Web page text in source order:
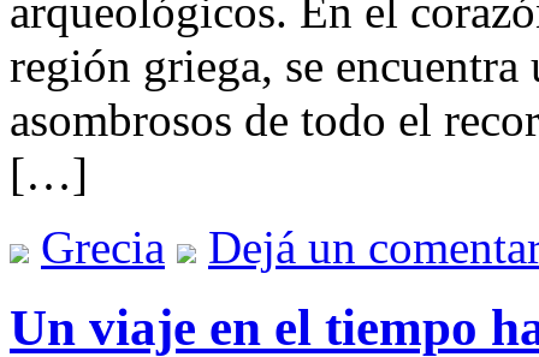
arqueológicos. En el
región griega, se
asombrosos de todo el
[…]
Grecia
Dejá un
Un viaje en el tiempo